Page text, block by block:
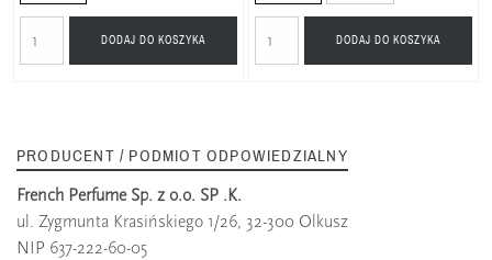
DODAJ DO KOSZYKA DODAJ DO KOSZYKA
PRODUCENT / PODMIOT ODPOWIEDZIALNY
French Perfume Sp. z o.o. SP .K.
ul. Zygmunta Krasińskiego 1/26, 32-300 Olkusz
NIP 637-222-60-05